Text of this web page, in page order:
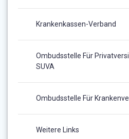
Krankenkassen-Verband
Ombudsstelle Für
SUVA
Ombudsstelle Für
Weitere Links